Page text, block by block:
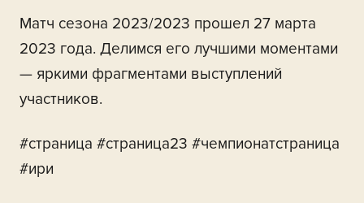
Матч сезона 2023/2023 прошел 27 марта
2023 года. Делимся его лучшими моментами
— яркими фрагментами выступлений
участников.
#страница #страница23 #чемпионатстраница
#ири